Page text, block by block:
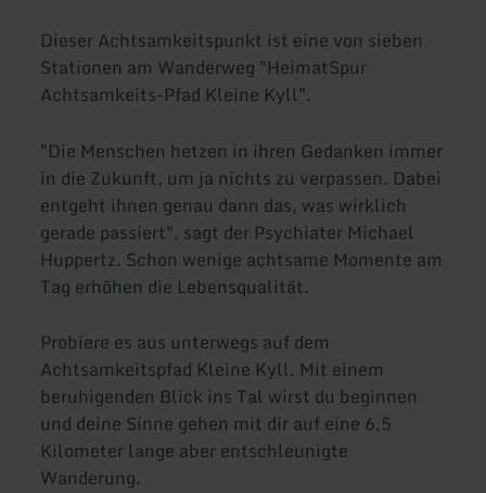
Dieser Achtsamkeitspunkt ist eine von sieben
Stationen am Wanderweg "HeimatSpur
Achtsamkeits-Pfad Kleine Kyll".
"Die Menschen hetzen in ihren Gedanken immer
in die Zukunft, um ja nichts zu verpassen. Dabei
entgeht ihnen genau dann das, was wirklich
gerade passiert", sagt der Psychiater Michael
Huppertz. Schon wenige achtsame Momente am
Tag erhöhen die Lebensqualität.
Probiere es aus unterwegs auf dem
Achtsamkeitspfad Kleine Kyll. Mit einem
beruhigenden Blick ins Tal wirst du beginnen
und deine Sinne gehen mit dir auf eine 6,5
Kilometer lange aber entschleunigte
Wanderung.